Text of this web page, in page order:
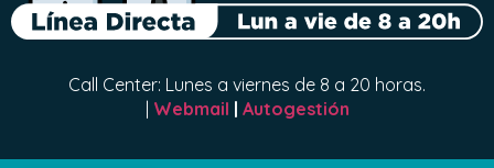
Call Center: Lunes a viernes de 8 a 20 horas.
| Webmail | Autogestión